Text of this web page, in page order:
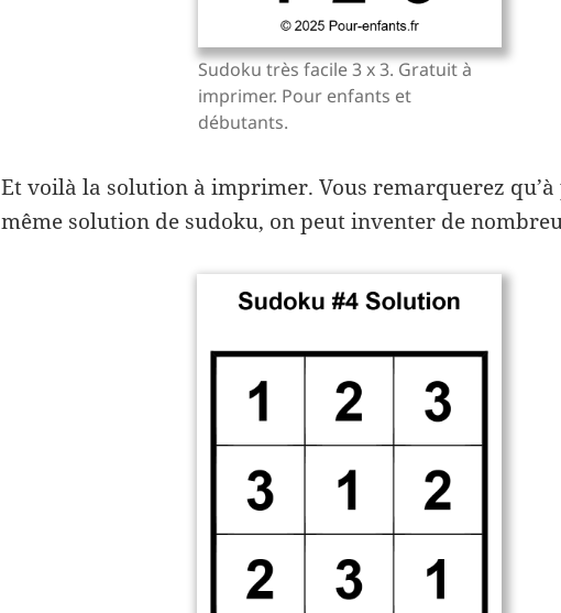
Sudoku très facile 3 x 3. Gratuit à
imprimer. Pour enfants et
débutants.
Et voilà la solution à imprimer. Vous remarquerez
même solution de sudoku, on peut inventer de